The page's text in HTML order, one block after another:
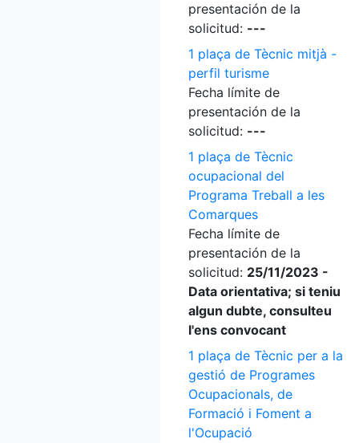
presentación de la
solicitud: ---
1 plaça de Tècnic mitjà -
perfil turisme
Fecha límite de
presentación de la
solicitud: ---
1 plaça de Tècnic
ocupacional del
Programa Treball a les
Comarques
Fecha límite de
presentación de la
solicitud: 25/11/2023 -
Data orientativa; si teniu
algun dubte, consulteu
l'ens convocant
1 plaça de Tècnic per a la
gestió de Programes
Ocupacionals, de
Formació i Foment a
l'Ocupació